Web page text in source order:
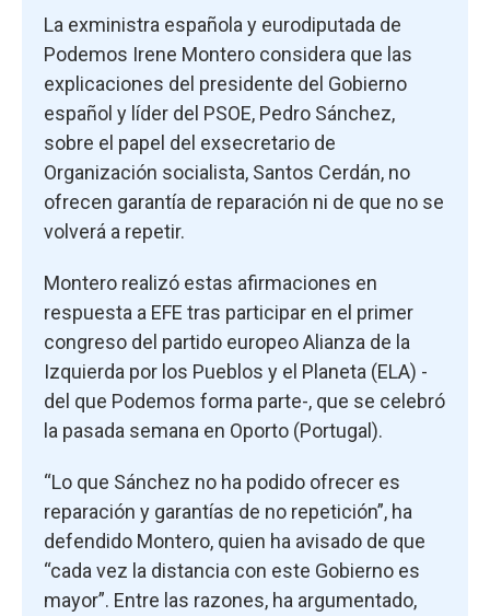
La exministra española y eurodiputada de
Podemos Irene Montero considera que las
explicaciones del presidente del Gobierno
español y líder del PSOE, Pedro Sánchez,
sobre el papel del exsecretario de
Organización socialista, Santos Cerdán, no
ofrecen garantía de reparación ni de que no se
volverá a repetir.
Montero realizó estas afirmaciones en
respuesta a EFE tras participar en el primer
congreso del partido europeo Alianza de la
Izquierda por los Pueblos y el Planeta (ELA) -
del que Podemos forma parte-, que se celebró
la pasada semana en Oporto (Portugal).
“Lo que Sánchez no ha podido ofrecer es
reparación y garantías de no repetición”, ha
defendido Montero, quien ha avisado de que
“cada vez la distancia con este Gobierno es
mayor”. Entre las razones, ha argumentado,